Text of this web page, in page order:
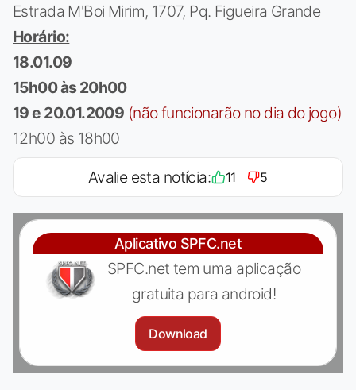
Estrada M'Boi Mirim, 1707, Pq. Figueira Grande
Horário:
18.01.09
15h00 às 20h00
19 e 20.01.2009 (não funcionarão no dia do jogo)
12h00 às 18h00
Avalie esta notícia: 11 5
Aplicativo SPFC.net
SPFC.net tem uma aplicação
gratuita para android!
Download